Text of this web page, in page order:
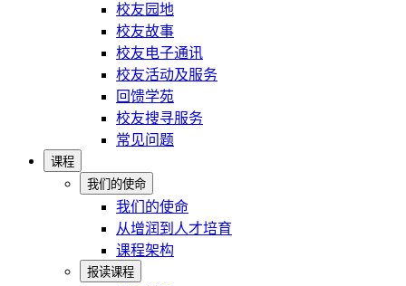
校友园地
校友故事
校友电子通讯
校友活动及服务
回馈学苑
校友搜寻服务
常见问题
课程
我们的使命
我们的使命
从增润到人才培育
课程架构
报读课程